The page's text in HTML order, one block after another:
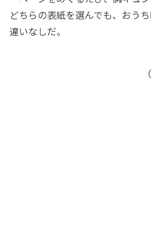
どちらの表紙を選んでも、おう
違いなしだ。
（